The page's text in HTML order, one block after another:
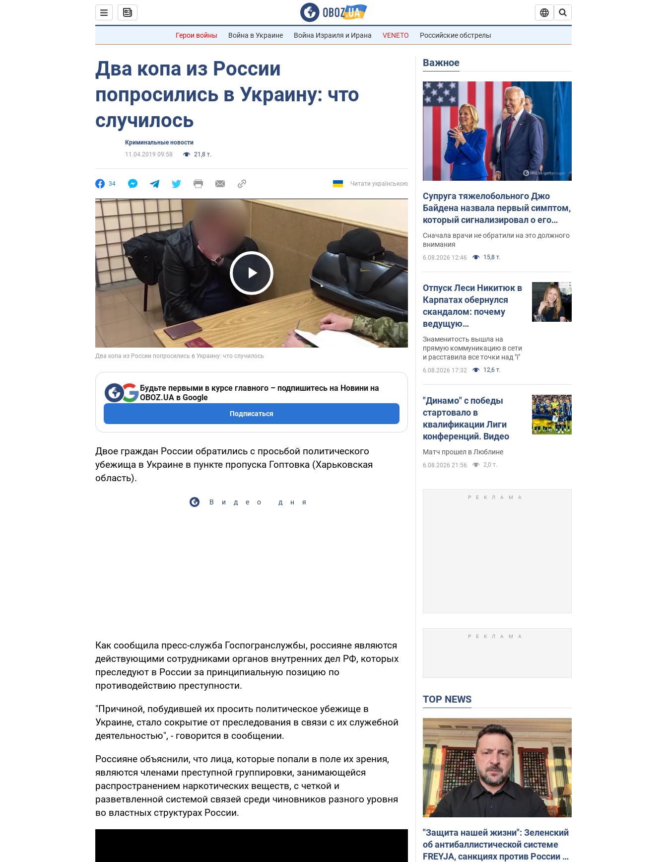
Герои войны Война в Украине Война Израиля и Ирана VENETO Российские обстрелы
Два копа из России
попросились в Украину: что
случилось
Криминальные новости
11.04.2019 09:58
21,8 т.
34 Читати українською
Play Video
Будьте первыми в курсе главного – подпишитесь на Новини на
OBOZ.UA в Google
Подписаться
Двое граждан России обратились с просьбой политического
убежища в Украине в пункте пропуска Гоптовка (Харьковская
область).
Видео дня
Как сообщила пресс-служба Госпогранслужбы, россияне являются
действующими сотрудниками органов внутренних дел РФ, которых
преследуют в России за принципиальную позицию по
противодействию преступности.
"Причиной, побудившей их просить политическое убежище в
Украине, стало сокрытие от преследования в связи с их служебной
деятельностью", - говорится в сообщении.
Россияне объяснили, что лица, которые попали в поле их зрения,
являются членами преступной группировки, занимающейся
распространением наркотических веществ, с четкой и
разветвленной системой связей среди чиновников разного уровня
во властных структурах России.
Важное
Супруга тяжелобольного Джо
Байдена назвала первый симптом,
который сигнализировал о его
"агрессивном" раке
Сначала врачи не обратили на это должного
внимания
6.08.2026 12:46 15,8 т.
Отпуск Леси Никитюк в
Карпатах обернулся
скандалом: почему
ведущую
несправедливо
захейтили
Знаменитость вышла на
прямую коммуникацию в сети
и расставила все точки над "i"
6.08.2026 17:32 12,6 т.
"Динамо" с победы
стартовало в
квалификации Лиги
конференций. Видео
Матч прошел в Люблине
6.08.2026 21:56 2,0 т.
TOP NEWS
"Защита нашей жизни": Зеленский
об антибаллистической системе
FREYJA, санкциях против России и